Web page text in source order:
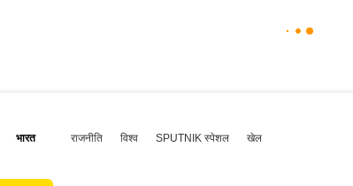
भारत राजनीति विश्व SPUTNIK स्पेशल खेल